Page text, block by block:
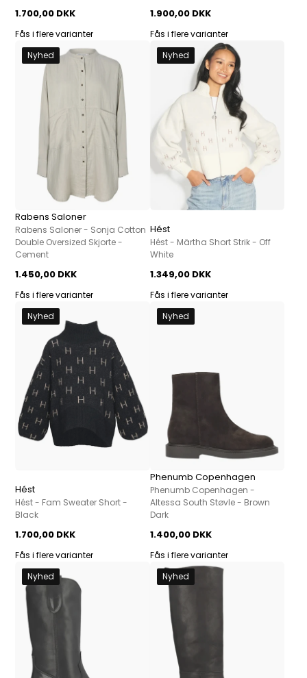
1.700,00 DKK
Fås i flere varianter
1.900,00 DKK
Fås i flere varianter
Nyhed
Rabens Saloner
Rabens Saloner - Sonja Cotton
Double Oversized Skjorte -
Cement
1.450,00 DKK
Fås i flere varianter
Nyhed
Hést
Hést - Märtha Short Strik - Off
White
1.349,00 DKK
Fås i flere varianter
Nyhed
Hést
Hést - Fam Sweater Short -
Black
1.700,00 DKK
Fås i flere varianter
Nyhed
Phenumb Copenhagen
Phenumb Copenhagen -
Altessa South Støvle - Brown
Dark
1.400,00 DKK
Fås i flere varianter
Nyhed
Nyhed